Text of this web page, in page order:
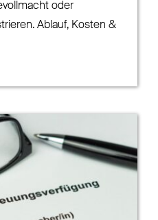
oder
Ablauf, Kosten &